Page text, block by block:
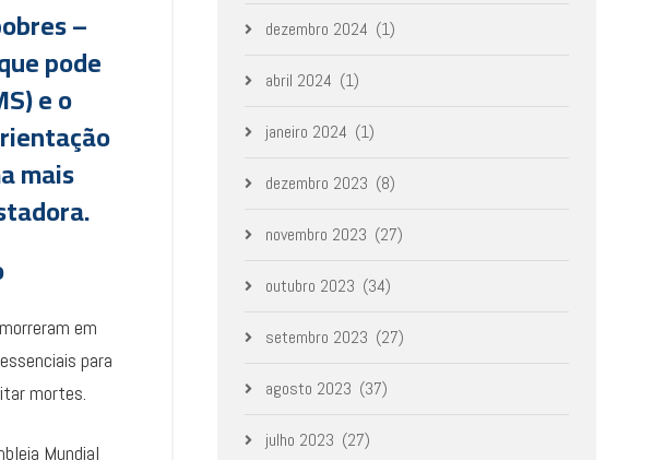
–
pode
e o
mais
em
para
mortes.
Mundial
dezembro 2024 (1)
abril 2024 (1)
janeiro 2024 (1)
dezembro 2023 (8)
novembro 2023 (27)
outubro 2023 (34)
setembro 2023 (27)
agosto 2023 (37)
julho 2023 (27)